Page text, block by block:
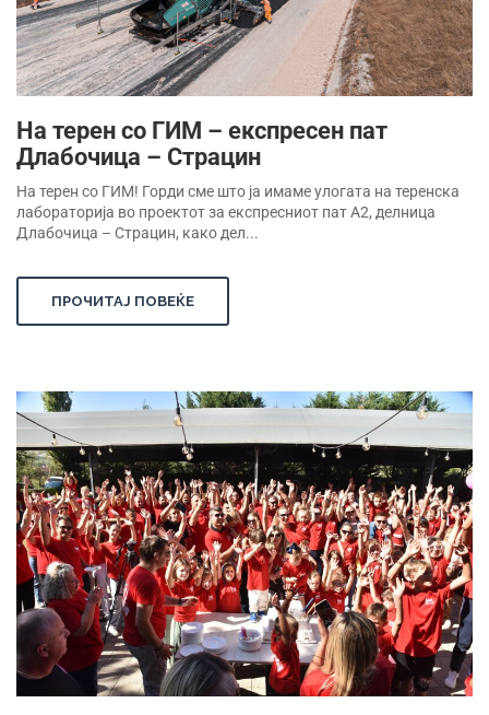
На терен со ГИМ – експресен пат
Длабочица – Страцин
На терен со ГИМ! Горди сме што ја имаме улогата на теренска
лабораторија во проектот за експресниот пат А2, делница
Длабочица – Страцин, како дел...
ПРОЧИТАЈ ПОВЕЌЕ